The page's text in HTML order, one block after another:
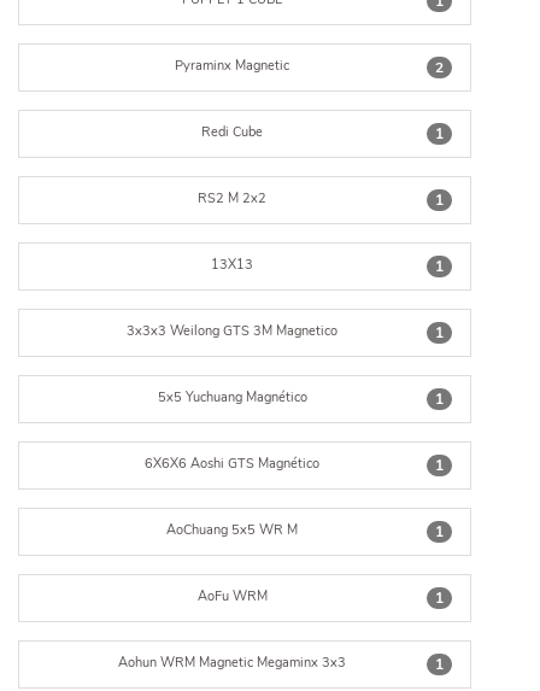
2
Pyraminx Magnetic
1
Redi Cube
1
RS2 M 2x2
1
13X13
1
3x3x3 Weilong GTS 3M Magnetico
1
5x5 Yuchuang Magnético
1
6X6X6 Aoshi GTS Magnético
1
AoChuang 5x5 WR M
1
AoFu WRM
1
Aohun WRM Magnetic Megaminx 3x3